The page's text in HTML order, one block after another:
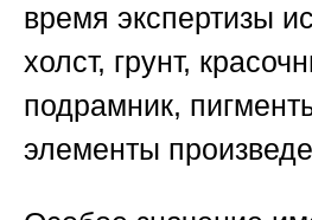
время экспертизы
холст, грунт,
подрамник,
элементы